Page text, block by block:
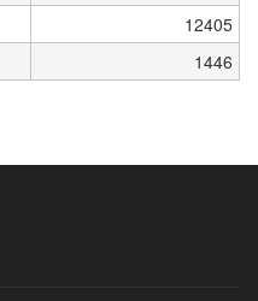
12405
1446